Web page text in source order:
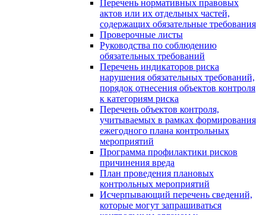
Перечень нормативных правовых
актов или их отдельных частей,
содержащих обязательные требования
Проверочные листы
Руководства по соблюдению
обязательных требований
Перечень индикаторов риска
нарушения обязательных требований,
порядок отнесения объектов контроля
к категориям риска
Перечень объектов контроля,
учитываемых в рамках формирования
ежегодного плана контрольных
мероприятий
Программа профилактики рисков
причинения вреда
План проведения плановых
контрольных мероприятий
Исчерпывающий перечень сведений,
которые могут запрашиваться